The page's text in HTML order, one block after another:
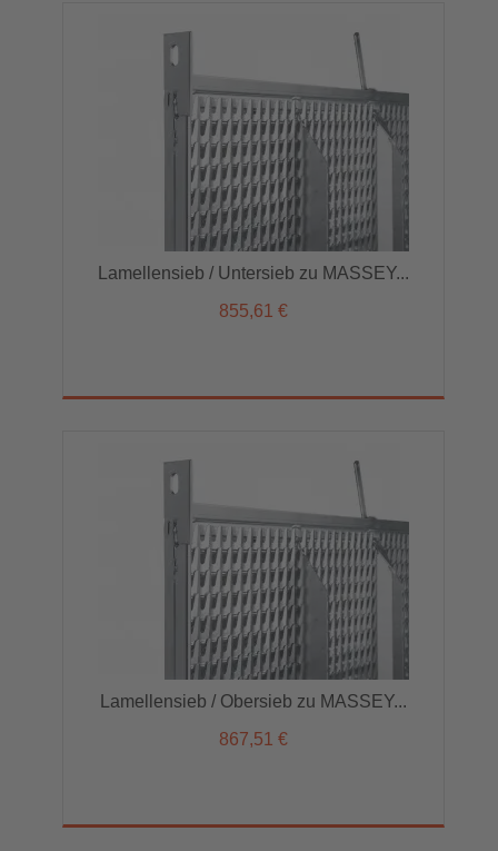
Lamellensieb / Untersieb zu MASSEY...
855,61 €
Lamellensieb / Obersieb zu MASSEY...
867,51 €